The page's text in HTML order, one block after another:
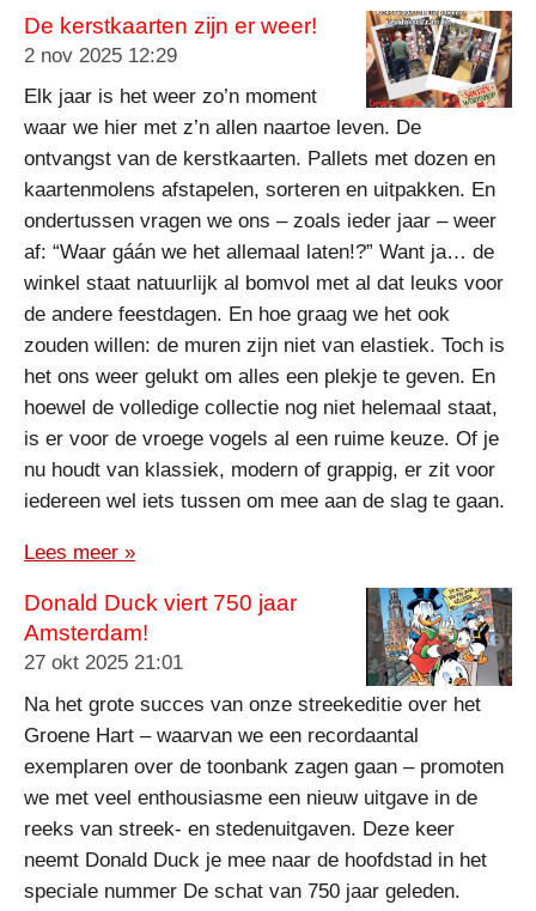
De kerstkaarten zijn er weer!
2 nov 2025 12:29
Elk jaar is het weer zo’n moment
waar we hier met z’n allen naartoe leven. De
ontvangst van de kerstkaarten. Pallets met dozen en
kaartenmolens afstapelen, sorteren en uitpakken. En
ondertussen vragen we ons – zoals ieder jaar – weer
af: “Waar gáán we het allemaal laten!?” Want ja… de
winkel staat natuurlijk al bomvol met al dat leuks voor
de andere feestdagen. En hoe graag we het ook
zouden willen: de muren zijn niet van elastiek. Toch is
het ons weer gelukt om alles een plekje te geven. En
hoewel de volledige collectie nog niet helemaal staat,
is er voor de vroege vogels al een ruime keuze. Of je
nu houdt van klassiek, modern of grappig, er zit voor
iedereen wel iets tussen om mee aan de slag te gaan.
Lees meer »
Donald Duck viert 750 jaar
Amsterdam!
27 okt 2025 21:01
Na het grote succes van onze streekeditie over het
Groene Hart – waarvan we een recordaantal
exemplaren over de toonbank zagen gaan – promoten
we met veel enthousiasme een nieuw uitgave in de
reeks van streek- en stedenuitgaven. Deze keer
neemt Donald Duck je mee naar de hoofdstad in het
speciale nummer De schat van 750 jaar geleden.